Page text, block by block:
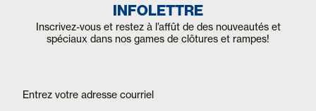
INFOLETTRE
Inscrivez-vous et restez à l’affût de des nouveautés et
spéciaux dans nos games de clôtures et rampes!
Mailchimp
are
human,